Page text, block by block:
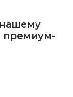
премиум-